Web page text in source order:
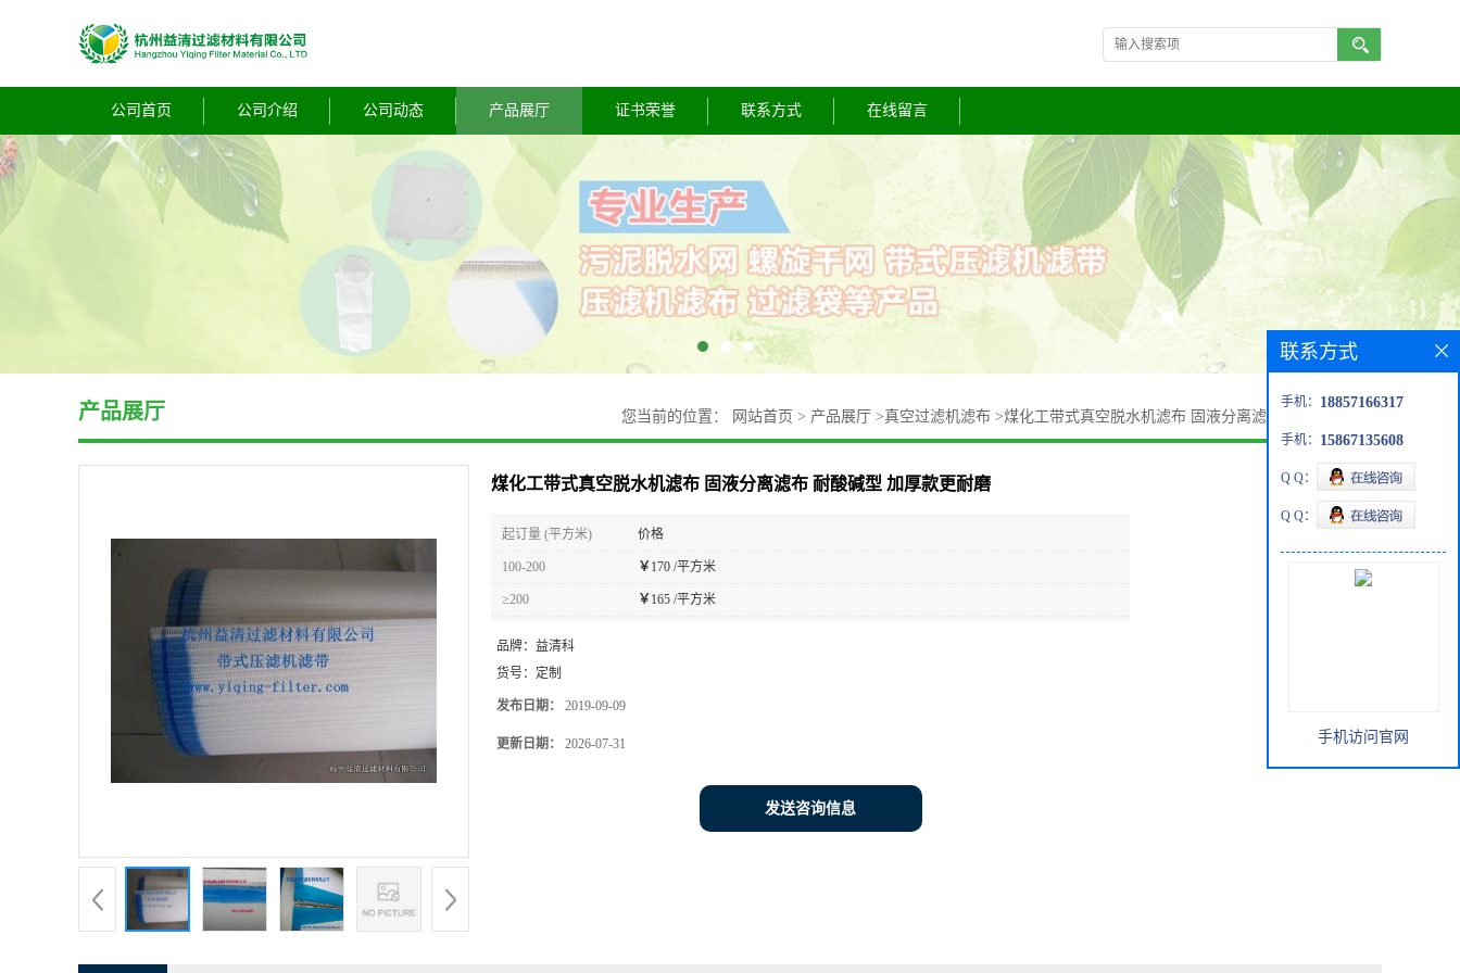
公司首页 公司介绍 公司动态 产品展厅 证书荣誉 联系方式 在线留言
产品展厅 您当前的位置： 网站首页 > 产品展厅 >真空过滤机滤布 >煤化工带式真空脱水机滤布 固液分离滤布 耐酸碱型 加厚
煤化工带式真空脱水机滤布 固液分离滤布 耐酸碱型 加厚款更耐磨
起订量 (平方米) 价格
100-200 ￥ 170 /平方米
≥200 ￥ 165 /平方米
品牌： 益清科
货号： 定制
发布日期： 2019-09-09
更新日期： 2026-07-31
发送咨询信息
联系方式
手机： 18857166317
手机： 15867135608
Q Q：
Q Q：
手机访问官网